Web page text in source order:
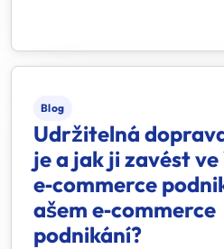
Blog
Udržitelná
je a jak ji zavést ve
e‑commerce
ašem e‑commerce
podnikání?